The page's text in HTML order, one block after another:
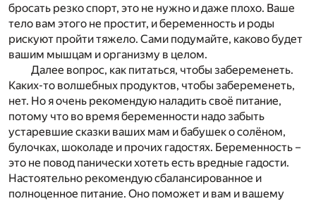
бросать резко спорт, это не нужно и даже плохо. Ваше
тело вам этого не простит, и беременность и роды
рискуют пройти тяжело. Сами подумайте, каково будет
вашим мышцам и организму в целом.
Далее вопрос, как питаться, чтобы забеременеть.
Каких-то волшебных продуктов, чтобы забеременеть,
нет. Но я очень рекомендую наладить своё питание,
потому что во время беременности надо забыть
устаревшие сказки ваших мам и бабушек о солёном,
булочках, шоколаде и прочих гадостях. Беременность –
это не повод панически хотеть есть вредные гадости.
Настоятельно рекомендую сбалансированное и
полноценное питание. Оно поможет и вам и вашему